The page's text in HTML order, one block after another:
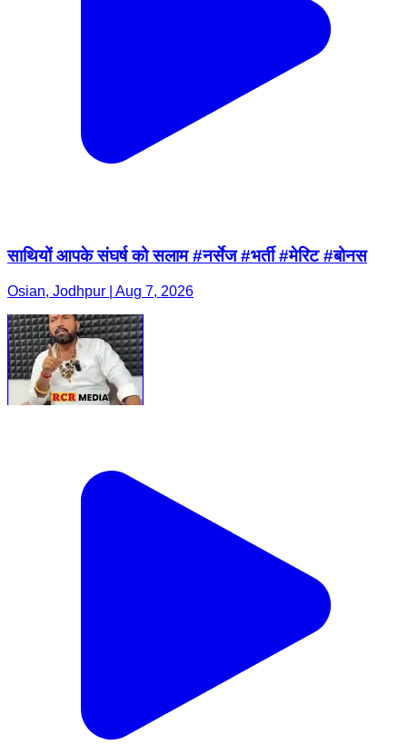
साथियों आपके संघर्ष को सलाम #नर्सेज #भर्ती #मेरिट #बोनस
Osian, Jodhpur | Aug 7, 2026